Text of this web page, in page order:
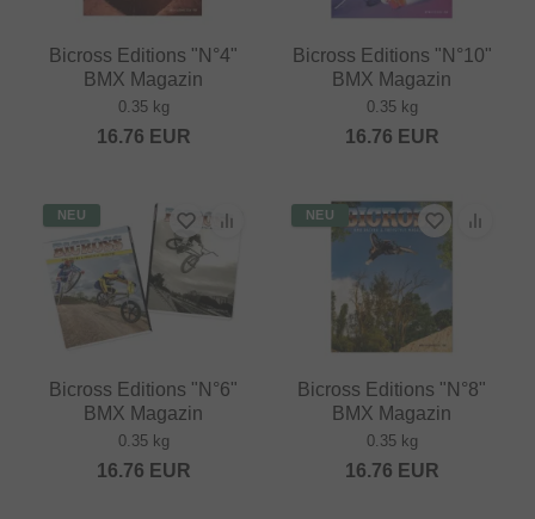
Bicross Editions "N°4"
BMX Magazin
0.35 kg
16.76 EUR
Bicross Editions "N°10"
BMX Magazin
0.35 kg
16.76 EUR
NEU
Bicross Editions "N°6"
BMX Magazin
0.35 kg
16.76 EUR
NEU
Bicross Editions "N°8"
BMX Magazin
0.35 kg
16.76 EUR